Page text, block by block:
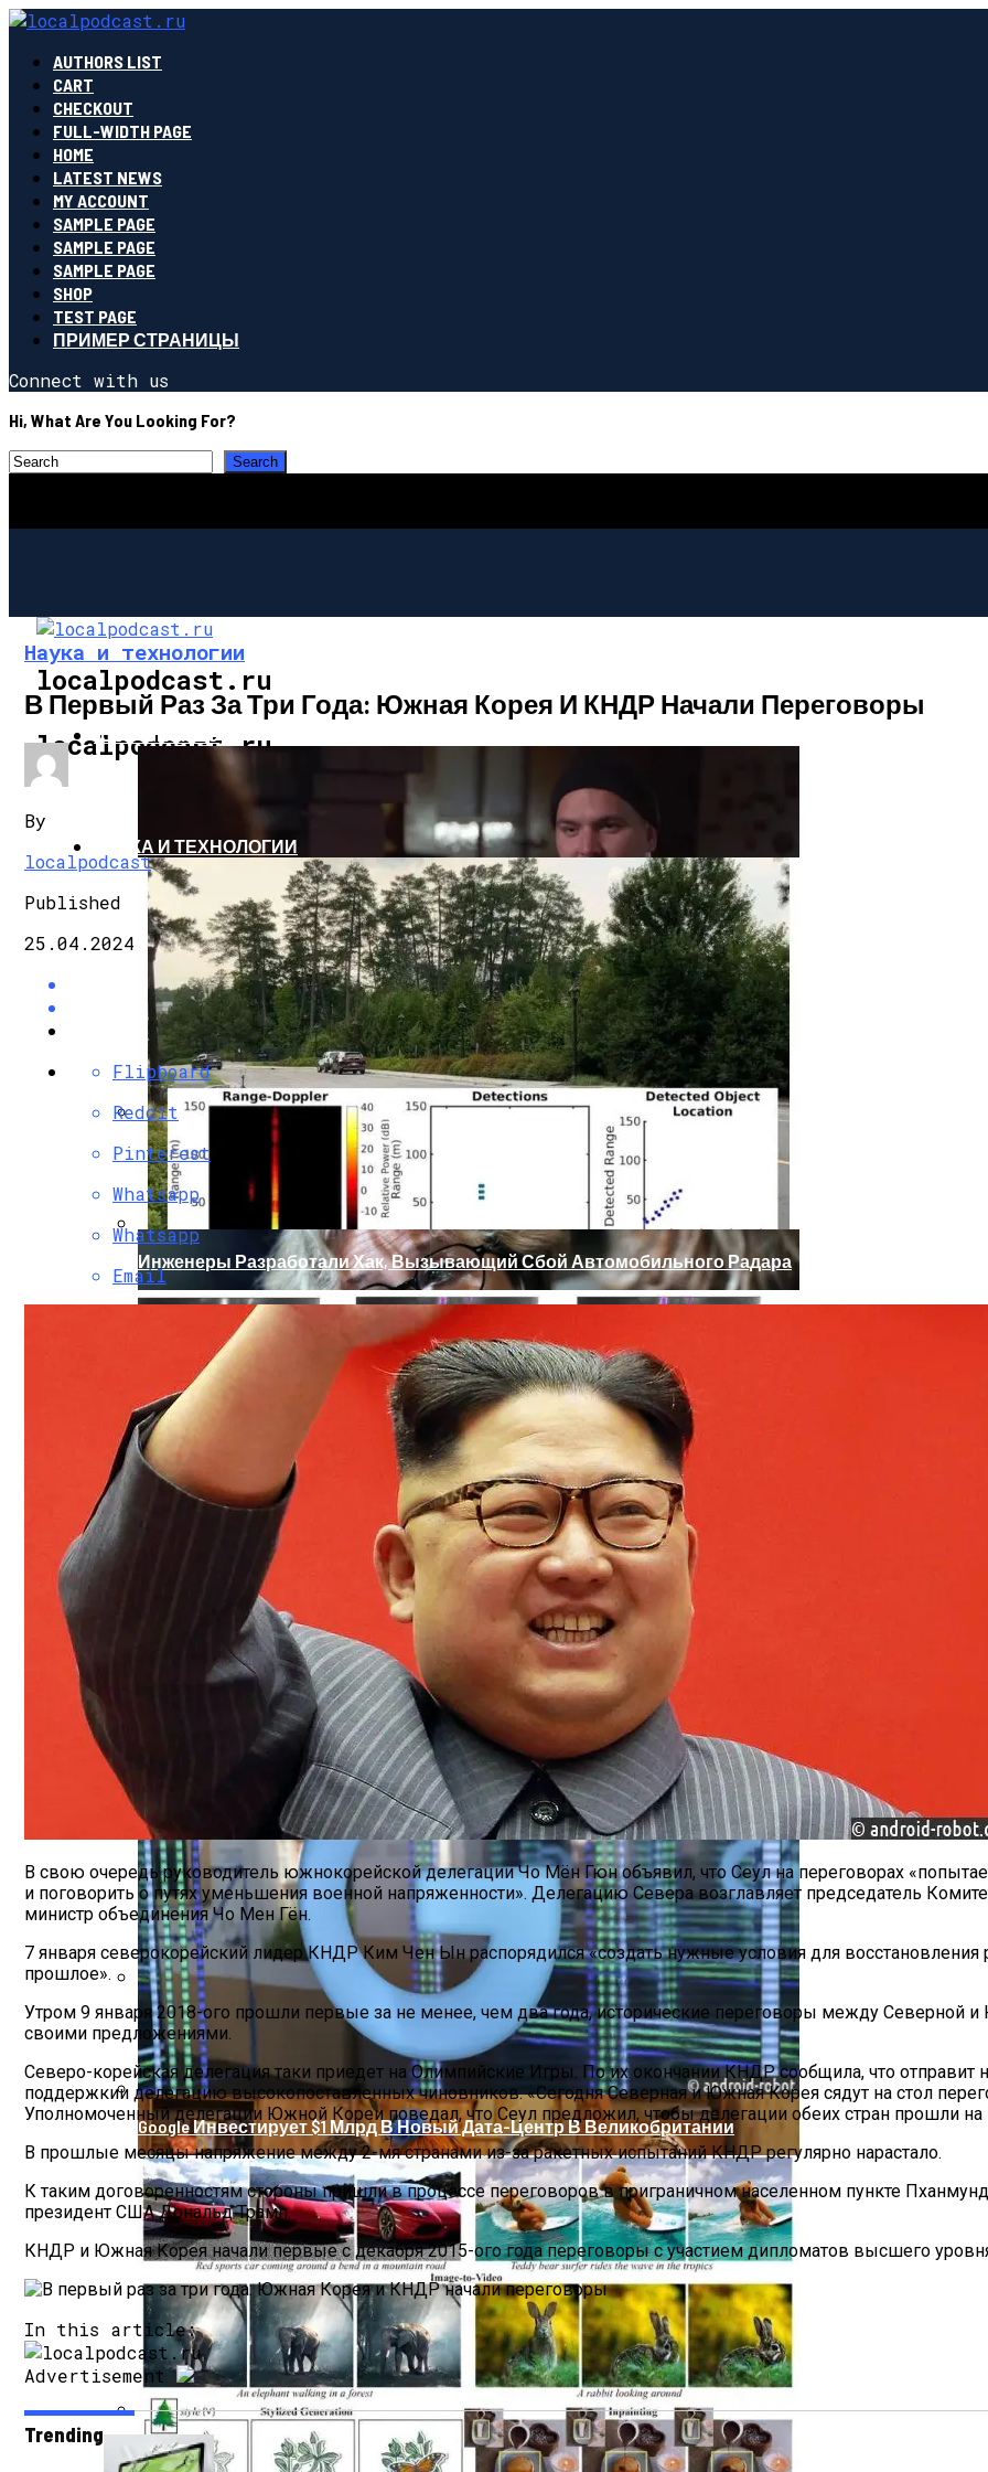
AUTHORS LIST
CART
CHECKOUT
FULL-WIDTH PAGE
HOME
LATEST NEWS
MY ACCOUNT
SAMPLE PAGE
SAMPLE PAGE
SAMPLE PAGE
SHOP
TEST PAGE
ПРИМЕР СТРАНИЦЫ
Connect with us
Hi, What Are You Looking For?
localpodcast.ru
localpodcast.ru
ШОУ-БИЗНЕС
Кто Из Знаменитостей Умер В 2023 Году: Юдашкин, Колесников, Чурикова, Зайцев И Другие – От
Марина Неёлова Госпитализирована, Какая Причина Произошедшего
Звезды, Которые Трагически Погибли, Стремясь К Вечной Молодости
Продолжение Сериала «Счастливы Вместе»: Когда Выйдет, Кто Из Актёров Будет Играть, Как
НАУКА И ТЕХНОЛОГИИ
Инженеры Разработали Хак, Вызывающий Сбой Автомобильного Радара
Новое Программное Обеспечение С Открытым Исходным Кодом Делает Модели ИИ Легче И
Google Инвестирует $1 Млрд В Новый Дата-Центр В Великобритании
Наука и технологии
В Первый Раз За Три Года: Южная Корея И КНДР Начали Переговоры
By
localpodcast
Published
25.04.2024
Flipboard
Reddit
Pinterest
Whatsapp
Whatsapp
Email
В свою очередь руководитель южнокорейской делегации Чо Мён Гюн объявил, что Сеул на переговорах
и поговорить о путях уменьшения военной напряженности». Делегацию Севера возглавляет председатель
министр объединения Чо Мен Гён.
7 января северокорейский лидер КНДР Ким Чен Ын распорядился «создать нужные условия для
прошлое».
Утром 9 января 2018-ого прошли первые за не менее, чем два года, исторические переговоры между Северной
своими предложениями.
Северо-корейская делегация таки приедет на Олимпийские Игры. По их окончании КНДР сообщила, что
поддержкии делегацию высокопоставленных чиновников. «Сегодня Северная и Южная Корея сядут на стол
Уполномоченный делегации Южной Кореи поведал, что Сеул предложил, чтобы делегации обеих стран прошли на
В прошлые месяцы напряжение между 2-мя странами из-за ракетных испытаний КНДР регулярно нарастало.
К таким договоренностям стороны пришли в процессе переговоров в приграничном населенном пункте
президент США Дональд Трамп.
КНДР и Южная Корея начали первые с декабря 2015-ого года переговоры с участием дипломатов высшего
In this article:
Advertisement
Trending